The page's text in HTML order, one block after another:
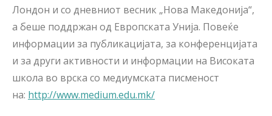
Лондон и со дневниот весник „Нова Македонија“,
а беше поддржан од Европската Унија. Повеќе
информации за публикацијата, за конференцијата
и за други активности и информации на Високата
школа во врска со медиумската писменост
на: http://www.medium.edu.mk/